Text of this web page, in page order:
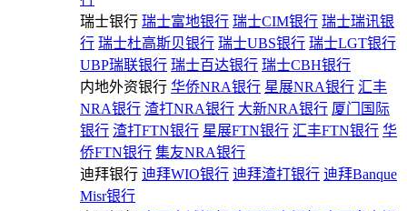
瑞士银行 瑞士富地银行 瑞士CIM银行 瑞士瑞讯银
行 瑞士杜高斯贝银行 瑞士UBS银行 瑞士LGT银行
UBP瑞联银行 瑞士百达银行 瑞士CBH银行
内地外资银行 华侨NRA银行 星展NRA银行 汇丰
NRA银行 渣打NRA银行 大新NRA银行 厦门国际
银行 渣打FTN银行 星展FTN银行 汇丰FTN银行 华
侨FTN银行 集友NRA银行
迪拜银行 迪拜WIO银行 迪拜渣打银行 迪拜Banque
Misr银行